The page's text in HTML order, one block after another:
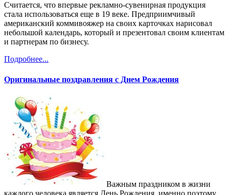
Считается, что впервые рекламно-сувенирная продукция
стала использоваться еще в 19 веке. Предприимчивый
американский коммивояжер на своих карточках нарисовал
небольшой календарь, который и презентовал своим клиентам
и партнерам по бизнесу.
Подробнее...
Оригинальные поздравления с Днем Рождения
Важным праздником в жизни
каждого человека является День Рождения, именно поэтому